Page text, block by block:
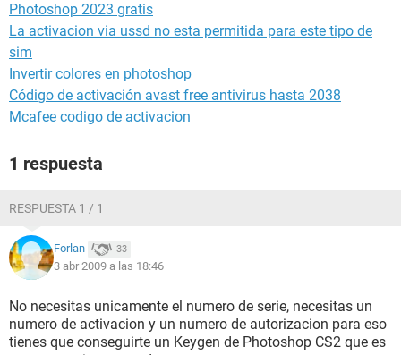
Photoshop 2023 gratis
La activacion via ussd no esta permitida para este tipo de
sim
Invertir colores en photoshop
Código de activación avast free antivirus hasta 2038
Mcafee codigo de activacion
1 respuesta
RESPUESTA 1 / 1
Forlan 33
3 abr 2009 a las 18:46
No necesitas unicamente el numero de serie, necesitas un
numero de activacion y un numero de autorizacion para eso
tienes que conseguirte un Keygen de Photoshop CS2 que es